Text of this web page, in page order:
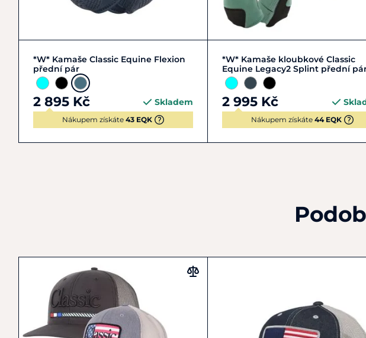
COB | M | 2 M L
*W* Kamaše Classic Equine Flexion
přední pár
2 895 Kč Skladem
Nákupem získáte 43 EQK
Zobrazit detail
*W* Kamaše kloubkové Classic
Equine Legacy2 Splint přední
2 995 Kč
Nákupem získáte 44 EQK